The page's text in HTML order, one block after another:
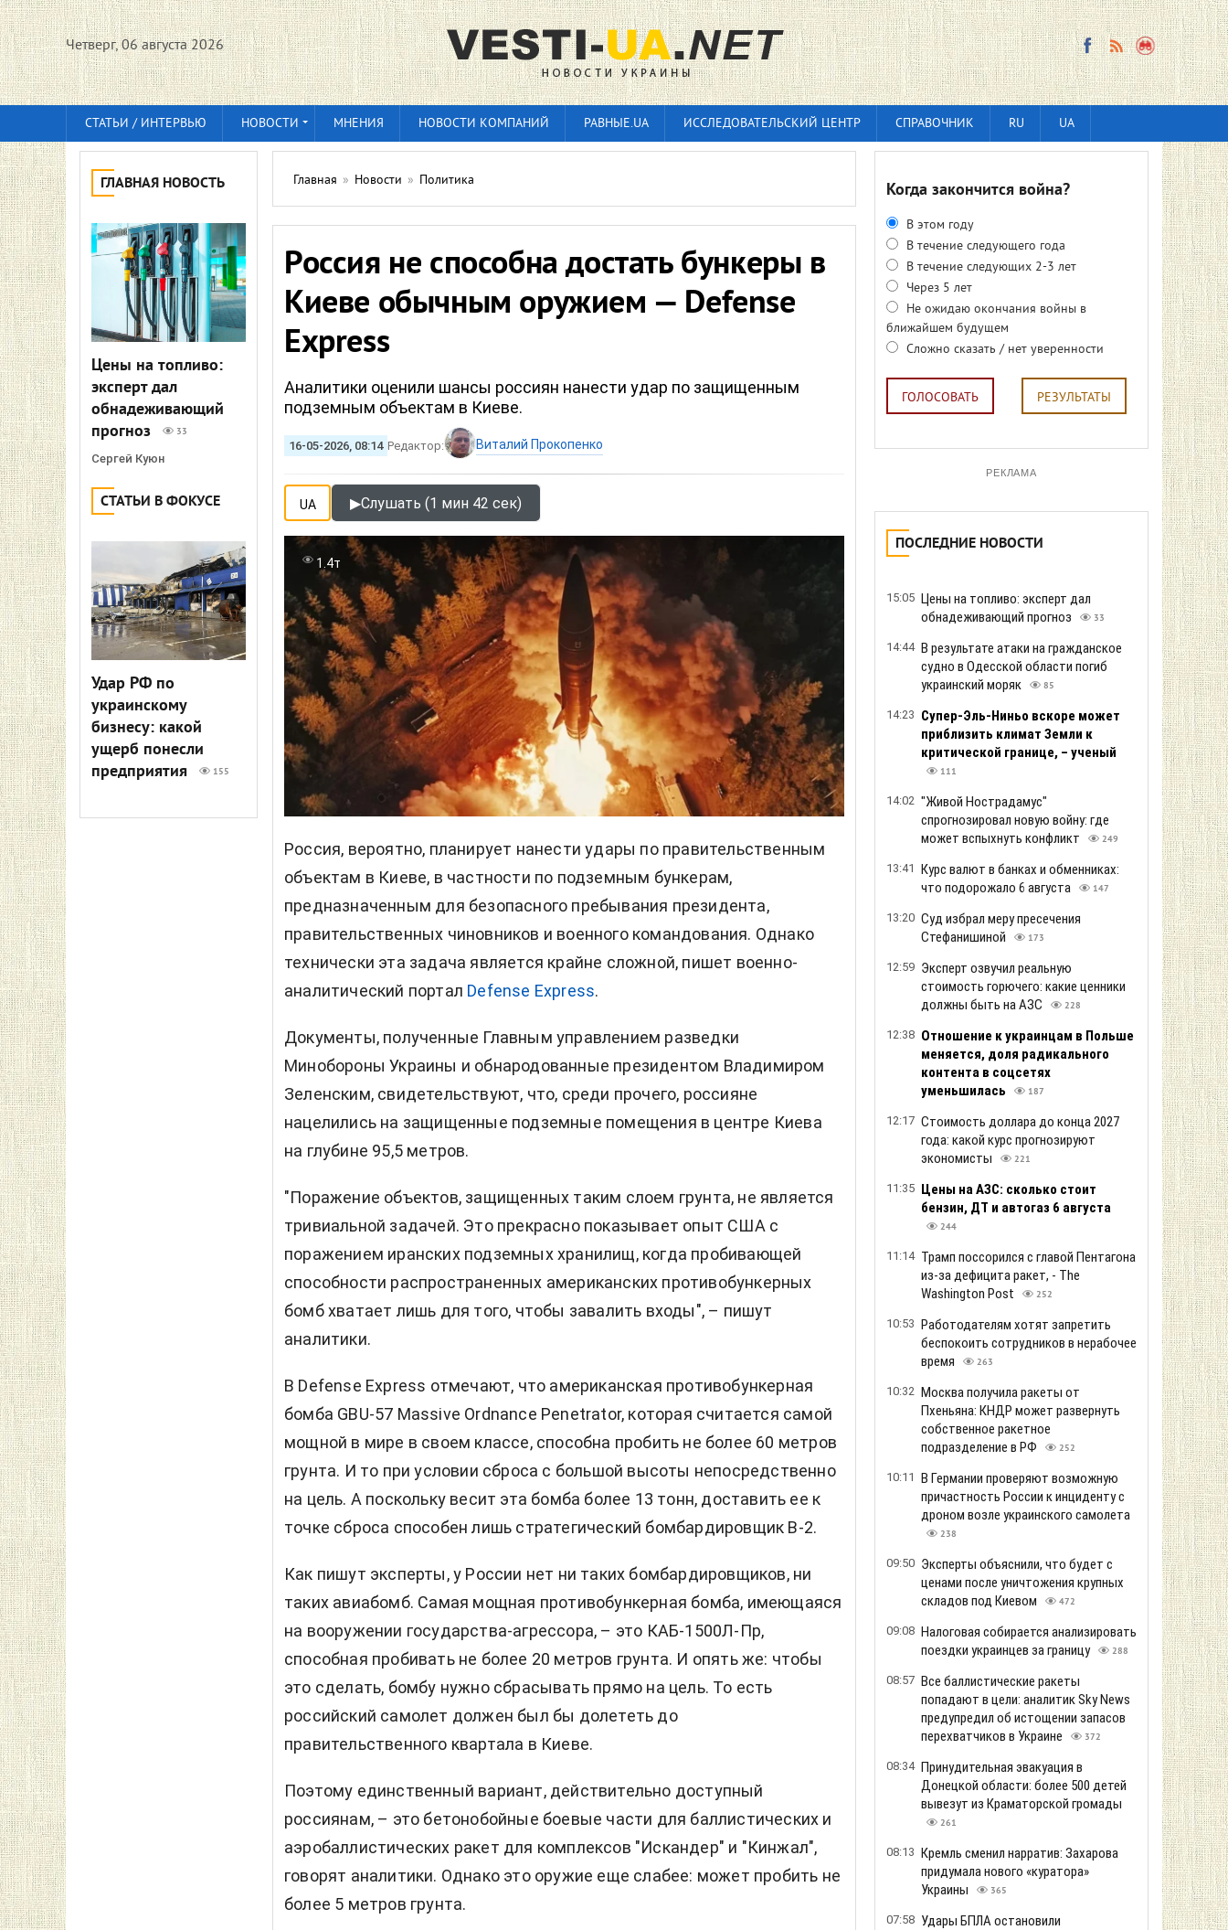
Четверг, 06 августа 2026
СТАТЬИ / ИНТЕРВЬЮ НОВОСТИ МНЕНИЯ НОВОСТИ КОМПАНИЙ РАВНЫЕ.UA ИССЛЕДОВАТЕЛЬСКИЙ ЦЕНТР СПРАВОЧНИК RU UA
ГЛАВНАЯ НОВОСТЬ
Цены на топливо:
эксперт дал
обнадеживающий
прогноз
33
Сергей Куюн
СТАТЬИ В ФОКУСЕ
Удар РФ по
украинскому
бизнесу: какой
ущерб понесли
предприятия
155
Главная » Новости » Политика
Россия не способна достать бункеры в
Киеве обычным оружием — Defense
Express
Аналитики оценили шансы россиян нанести удар по защищенным
подземным объектам в Киеве.
16-05-2026, 08:14 Редактор: Виталий Прокопенко
UA ▶Слушать (1 мин 42 сек)
1.4т
Россия, вероятно, планирует нанести удары по правительственным
объектам в Киеве, в частности по подземным бункерам,
предназначенным для безопасного пребывания президента,
правительственных чиновников и военного командования. Однако
технически эта задача является крайне сложной, пишет военно-
аналитический портал Defense Express.
Документы, полученные Главным управлением разведки
Минобороны Украины и обнародованные президентом Владимиром
Зеленским, свидетельствуют, что, среди прочего, россияне
нацелились на защищенные подземные помещения в центре Киева
на глубине 95,5 метров.
"Поражение объектов, защищенных таким слоем грунта, не является
тривиальной задачей. Это прекрасно показывает опыт США с
поражением иранских подземных хранилищ, когда пробивающей
способности распространенных американских противобункерных
бомб хватает лишь для того, чтобы завалить входы", – пишут
аналитики.
В Defense Express отмечают, что американская противобункерная
бомба GBU-57 Massive Ordnance Penetrator, которая считается самой
мощной в мире в своем классе, способна пробить не более 60 метров
грунта. И то при условии сброса с большой высоты непосредственно
на цель. А поскольку весит эта бомба более 13 тонн, доставить ее к
точке сброса способен лишь стратегический бомбардировщик B-2.
Как пишут эксперты, у России нет ни таких бомбардировщиков, ни
таких авиабомб. Самая мощная противобункерная бомба, имеющаяся
на вооружении государства-агрессора, – это КАБ-1500Л-Пр,
способная пробивать не более 20 метров грунта. И опять же: чтобы
это сделать, бомбу нужно сбрасывать прямо на цель. То есть
российский самолет должен был бы долететь до
правительственного квартала в Киеве.
Поэтому единственный вариант, действительно доступный
россиянам, – это бетонобойные боевые части для баллистических и
аэробаллистических ракет для комплексов "Искандер" и "Кинжал",
говорят аналитики. Однако это оружие еще слабее: может пробить не
более 5 метров грунта.
Когда закончится война?
В этом году
В течение следующего года
В течение следующих 2-3 лет
Через 5 лет
Не ожидаю окончания войны в
ближайшем будущем
Сложно сказать / нет уверенности
ГОЛОСОВАТЬ РЕЗУЛЬТАТЫ
РЕКЛАМА
ПОСЛЕДНИЕ НОВОСТИ
15:05 Цены на топливо: эксперт дал
обнадеживающий прогноз
33
14:44 В результате атаки на гражданское
судно в Одесской области погиб
украинский моряк
85
14:23 Супер-Эль-Ниньо вскоре может
приблизить климат Земли к
критической границе, – ученый
111
14:02 "Живой Нострадамус"
спрогнозировал новую войну: где
может вспыхнуть конфликт
249
13:41 Курс валют в банках и обменниках:
что подорожало 6 августа
147
13:20 Суд избрал меру пресечения
Стефанишиной
173
12:59 Эксперт озвучил реальную
стоимость горючего: какие ценники
должны быть на АЗС
228
12:38 Отношение к украинцам в Польше
меняется, доля радикального
контента в соцсетях
уменьшилась
187
12:17 Стоимость доллара до конца 2027
года: какой курс прогнозируют
экономисты
221
11:35 Цены на АЗС: сколько стоит
бензин, ДТ и автогаз 6 августа
244
11:14 Трамп поссорился с главой Пентагона
из-за дефицита ракет, - The
Washington Post
252
10:53 Работодателям хотят запретить
беспокоить сотрудников в нерабочее
время
263
10:32 Москва получила ракеты от
Пхеньяна: КНДР может развернуть
собственное ракетное
подразделение в РФ
252
10:11 В Германии проверяют возможную
причастность России к инциденту с
дроном возле украинского самолета
238
09:50 Эксперты объяснили, что будет с
ценами после уничтожения крупных
складов под Киевом
472
09:08 Налоговая собирается анализировать
поездки украинцев за границу
288
08:57 Все баллистические ракеты
попадают в цели: аналитик Sky News
предупредил об истощении запасов
перехватчиков в Украине
372
08:34 Принудительная эвакуация в
Донецкой области: более 500 детей
вывезут из Краматорской громады
261
08:13 Кремль сменил нарратив: Захарова
придумала нового «куратора»
Украины
365
07:58 Удары БПЛА остановили